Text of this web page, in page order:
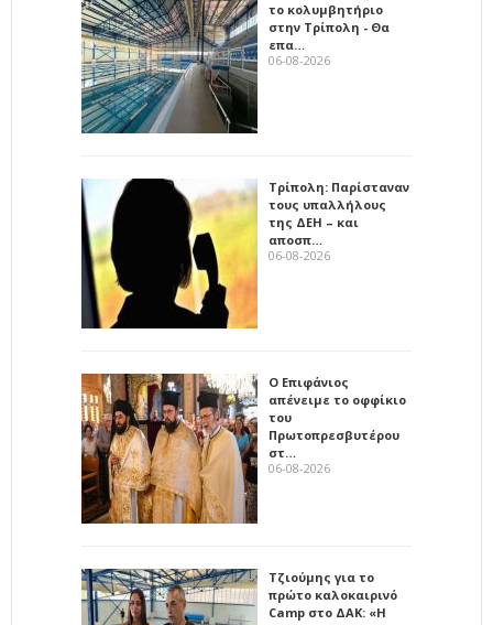
το κολυμβητήριο
στην Τρίπολη - Θα
επα…
06-08-2026
Τρίπολη: Παρίσταναν
τους υπαλλήλους
της ΔΕΗ – και
αποσπ…
06-08-2026
Ο Επιφάνιος
απένειμε το οφφίκιο
του
Πρωτοπρεσβυτέρου
στ…
06-08-2026
Τζιούμης για το
πρώτο καλοκαιρινό
Camp στο ΔΑΚ: «Η